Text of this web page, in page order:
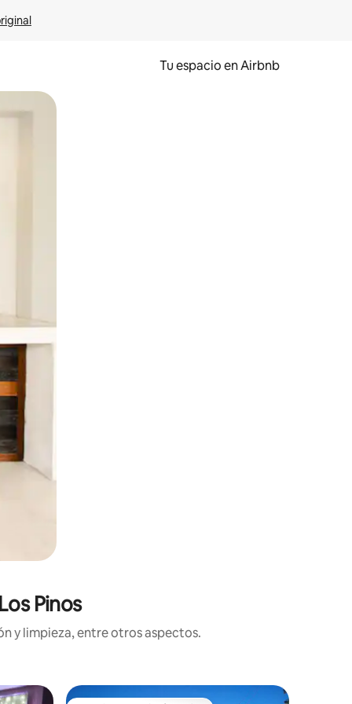
Tu espacio en Airbnb
tocando y deslizando la pantalla.
Pinos
y limpieza, entre otros aspectos.